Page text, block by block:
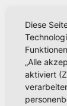
Diese
„Alle
aktiviert